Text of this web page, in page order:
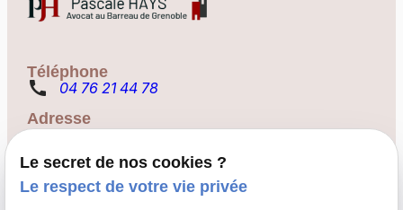
Téléphone
call
04 76 21 44 78
Adresse
38000 Grenoble
Suivez-nous
Le secret de nos cookies ?
Le respect de votre vie privée